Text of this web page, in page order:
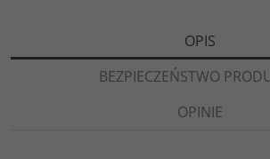
OPIS
BEZPIECZEŃSTWO
OPINIE